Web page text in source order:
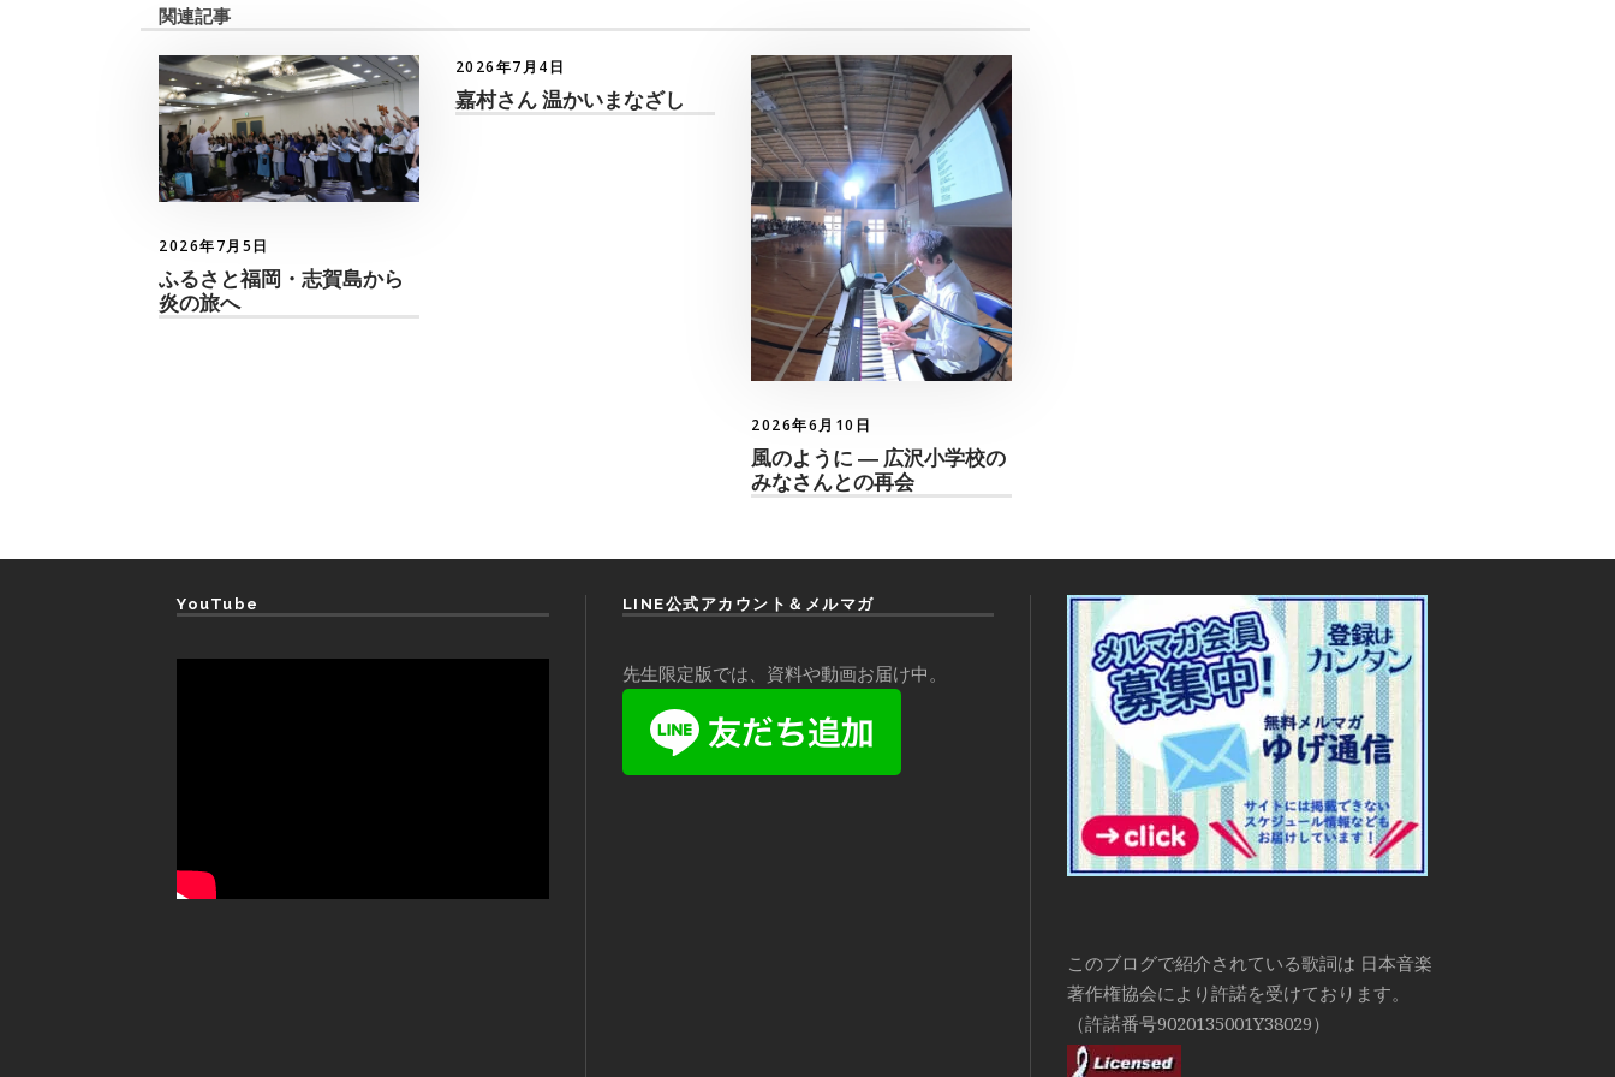
関連記事
2026年7月5日
ふるさと福岡・志賀島から
炎の旅へ
2026年7月4日
嘉村さん 温かいまなざし
2026年6月10日
風のように ― 広沢小学校の
みなさんとの再会
YouTube LINE公式アカウント＆メルマガ
先生限定版では、資料や動画お届け中。
このブログで紹介されている歌詞は 日本音楽
著作権協会により許諾を受けております。
（許諾番号9020135001Y38029）